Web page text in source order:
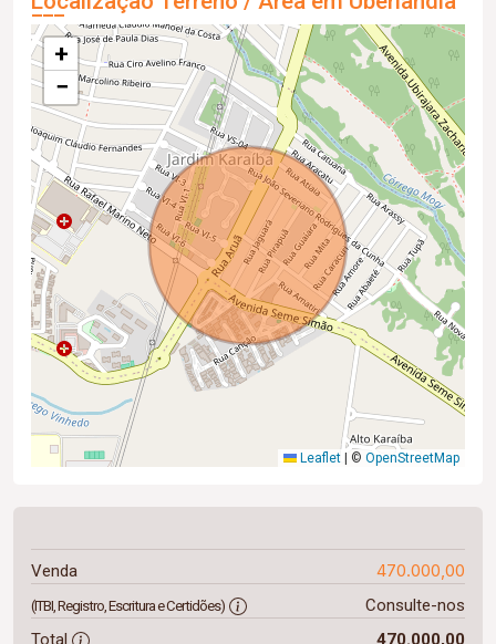
+
−
Leaflet | © OpenStreetMap
Venda 470.000,00
(ITBI, Registro, Escritura e Certidões)
Consulte-nos
Total
470.000,00